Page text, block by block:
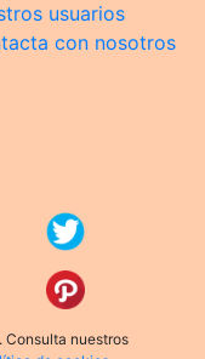
usuarios
con nosotros
Consulta nuestros